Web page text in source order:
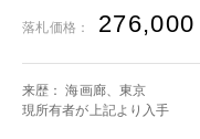
落札価格： 276,000
来歴： 海画廊、東京
現所有者が上記より入手